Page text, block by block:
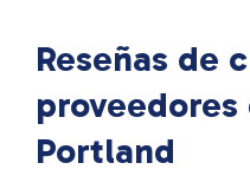
Reseñas de
Portland